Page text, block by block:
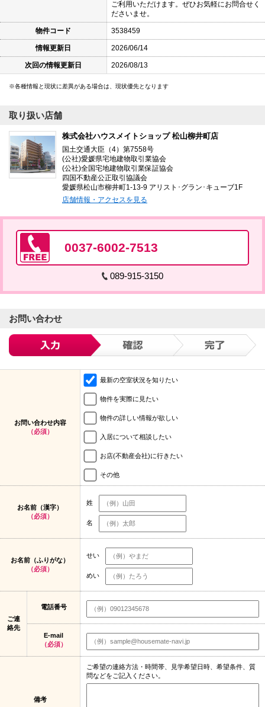
ご利用いただけます。ぜひお気軽にお問合せく
ださいませ。
物件コード 3538459
情報更新日 2026/06/14
次回の情報更新日 2026/08/13
各種情報と現状に差異がある場合は、現状優先となります
取り扱い店舗
株式会社ハウスメイトショップ 松山柳井町店
国土交通大臣（4）第7558号
(公社)愛媛県宅地建物取引業協会
(公社)全国宅地建物取引業保証協会
四国不動産公正取引協議会
愛媛県松山市柳井町1-13-9 アリスト･グラン･キューブ1F
店舗情報・アクセスを見る
0037-6002-7513
089-915-3150
お問い合わせ
お問い合わせ内容
（必須）
最新の空室状況を知りたい
物件を実際に見たい
物件の詳しい情報が欲しい
入居について相談したい
お店(不動産会社)に行きたい
その他
お名前（漢字）
（必須）
姓
名
お名前（ふりがな）
（必須）
せい
めい
ご連
絡先
電話番号
E-mail
（必須）
備考
ご希望の連絡方法・時間帯、見学希望日時、希望条件、質
問などをご記入ください。